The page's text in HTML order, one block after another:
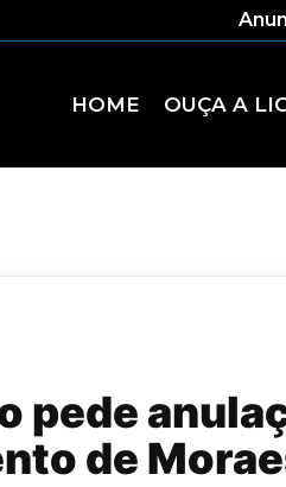
HOME OUÇA A
pede
de